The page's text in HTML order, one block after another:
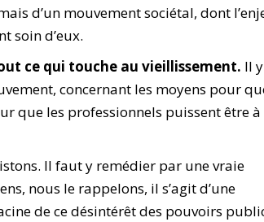
d’un mouvement sociétal, dont
soin d’eux.
ce qui touche au vieillissement. Il
concernant les moyens pour
que les professionnels puissent être à
Il faut y remédier par une vraie
nous le rappelons, il s’agit d’une
de ce désintérêt des pouvoirs